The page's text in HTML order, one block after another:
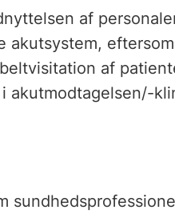
af
akutsystem,
af
akutmodtagelsen/-